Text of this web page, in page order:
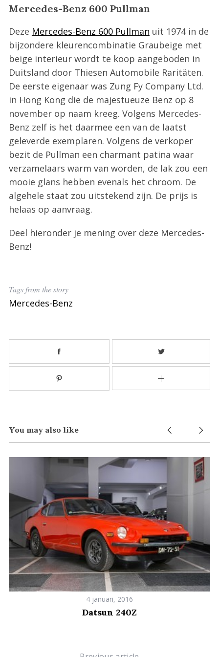
Mercedes-Benz 600 Pullman
Deze Mercedes-Benz 600 Pullman uit 1974 in de
bijzondere kleurencombinatie Graubeige met
beige interieur wordt te koop aangeboden in
Duitsland door Thiesen Automobile Raritäten.
De eerste eigenaar was Zung Fy Company Ltd.
in Hong Kong die de majestueuze Benz op 8
november op naam kreeg. Volgens Mercedes-
Benz zelf is het daarmee een van de laatst
geleverde exemplaren. Volgens de verkoper
bezit de Pullman een charmant patina waar
verzamelaars warm van worden, de lak zou een
mooie glans hebben evenals het chroom. De
algehele staat zou uitstekend zijn. De prijs is
helaas op aanvraag.
Deel hieronder je mening over deze Mercedes-
Benz!
Tags from the story
Mercedes-Benz
You may also like
4 januari, 2016
Datsun 240Z
e
a
r
h